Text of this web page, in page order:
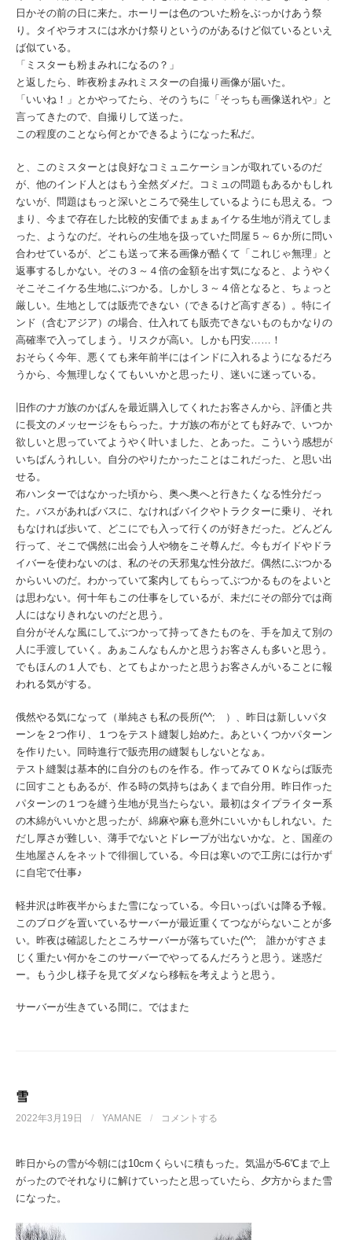
日かその前の日に来た。ホーリーは色のついた粉をぶっかけあう祭
り。タイやラオスには水かけ祭りというのがあるけど似ているといえ
ば似ている。
「ミスターも粉まみれになるの？」
と返したら、昨夜粉まみれミスターの自撮り画像が届いた。
「いいね！」とかやってたら、そのうちに「そっちも画像送れや」と
言ってきたので、自撮りして送った。
この程度のことなら何とかできるようになった私だ。
と、このミスターとは良好なコミュニケーションが取れているのだ
が、他のインド人とはもう全然ダメだ。コミュの問題もあるかもしれ
ないが、問題はもっと深いところで発生しているようにも思える。つ
まり、今まで存在した比較的安価でまぁまぁイケる生地が消えてしま
った、ようなのだ。それらの生地を扱っていた問屋５～６か所に問い
合わせているが、どこも送って来る画像が酷くて「これじゃ無理」と
返事するしかない。その３～４倍の金額を出す気になると、ようやく
そこそこイケる生地にぶつかる。しかし３～４倍となると、ちょっと
厳しい。生地としては販売できない（できるけど高すぎる）。特にイ
ンド（含むアジア）の場合、仕入れても販売できないものもかなりの
高確率で入ってしまう。リスクが高い。しかも円安……！
おそらく今年、悪くても来年前半にはインドに入れるようになるだろ
うから、今無理しなくてもいいかと思ったり、迷いに迷っている。
旧作のナガ族のかばんを最近購入してくれたお客さんから、評価と共
に長文のメッセージをもらった。ナガ族の布がとても好みで、いつか
欲しいと思っていてようやく叶いました、とあった。こういう感想が
いちばんうれしい。自分のやりたかったことはこれだった、と思い出
せる。
布ハンターではなかった頃から、奥へ奥へと行きたくなる性分だっ
た。バスがあればバスに、なければバイクやトラクターに乗り、それ
もなければ歩いて、どこにでも入って行くのが好きだった。どんどん
行って、そこで偶然に出会う人や物をこそ尊んだ。今もガイドやドラ
イバーを使わないのは、私のその天邪鬼な性分故だ。偶然にぶつかる
からいいのだ。わかっていて案内してもらってぶつかるものをよいと
は思わない。何十年もこの仕事をしているが、未だにその部分では商
人にはなりきれないのだと思う。
自分がそんな風にしてぶつかって持ってきたものを、手を加えて別の
人に手渡していく。あぁこんなもんかと思うお客さんも多いと思う。
でもほんの１人でも、とてもよかったと思うお客さんがいることに報
われる気がする。
俄然やる気になって（単純さも私の長所(^^; ）、昨日は新しいパタ
ーンを２つ作り、１つをテスト縫製し始めた。あといくつかパターン
を作りたい。同時進行で販売用の縫製もしないとなぁ。
テスト縫製は基本的に自分のものを作る。作ってみてＯＫならば販売
に回すこともあるが、作る時の気持ちはあくまで自分用。昨日作った
パターンの１つを縫う生地が見当たらない。最初はタイプライター系
の木綿がいいかと思ったが、綿麻や麻も意外にいいかもしれない。た
だし厚さが難しい、薄手でないとドレープが出ないかな。と、国産の
生地屋さんをネットで徘徊している。今日は寒いので工房には行かず
に自宅で仕事♪
軽井沢は昨夜半からまた雪になっている。今日いっぱいは降る予報。
このブログを置いているサーバーが最近重くてつながらないことが多
い。昨夜は確認したところサーバーが落ちていた(^^; 誰かがすさま
じく重たい何かをこのサーバーでやってるんだろうと思う。迷惑だ
ー。もう少し様子を見てダメなら移転を考えようと思う。
サーバーが生きている間に。ではまた
雪
2022年3月19日 / YAMANE / コメントする
昨日からの雪が今朝には10cmくらいに積もった。気温が5-6℃まで上
がったのでそれなりに解けていったと思っていたら、夕方からまた雪
になった。